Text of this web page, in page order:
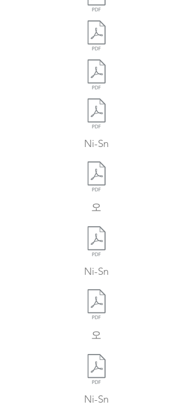
Ni-Sn
오
Ni-Sn
오
Ni-Sn